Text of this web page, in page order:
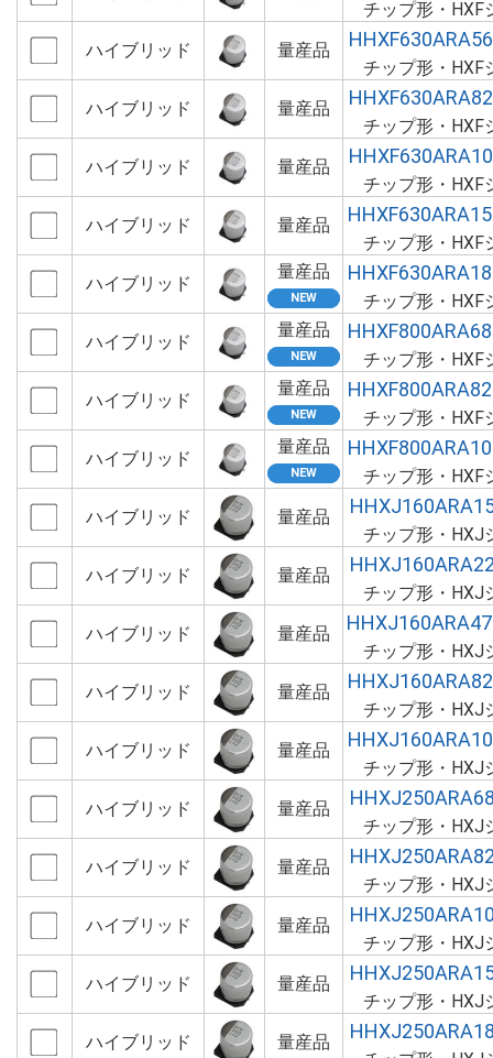
チップ形・HXF
ハイブリッド
量産品
チップ形・HXF
ハイブリッド
量産品
チップ形・HXF
ハイブリッド
量産品
チップ形・HXF
ハイブリッド
量産品
チップ形・HXF
ハイブリッド
量産品
チップ形・HXF
ハイブリッド
量産品
チップ形・HXF
ハイブリッド
量産品
チップ形・HXF
ハイブリッド
量産品
チップ形・HXF
ハイブリッド
量産品
チップ形・HXJ
ハイブリッド
量産品
チップ形・HXJ
ハイブリッド
量産品
チップ形・HXJ
ハイブリッド
量産品
チップ形・HXJ
ハイブリッド
量産品
チップ形・HXJ
ハイブリッド
量産品
チップ形・HXJ
ハイブリッド
量産品
チップ形・HXJ
ハイブリッド
量産品
チップ形・HXJ
ハイブリッド
量産品
チップ形・HXJ
ハイブリッド
量産品